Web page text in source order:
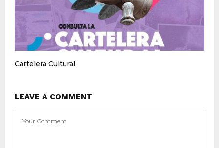
Cartelera Cultural
LEAVE A COMMENT